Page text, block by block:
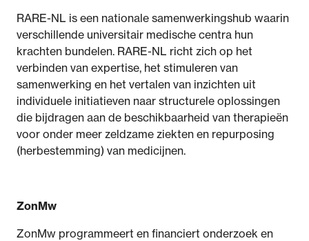
RARE-NL is een nationale samenwerkingshub waarin
verschillende universitair medische centra hun
krachten bundelen. RARE-NL richt zich op het
verbinden van expertise, het stimuleren van
samenwerking en het vertalen van inzichten uit
individuele initiatieven naar structurele oplossingen
die bijdragen aan de beschikbaarheid van therapieën
voor onder meer zeldzame ziekten en repurposing
(herbestemming) van medicijnen.
ZonMw
ZonMw programmeert en financiert onderzoek en